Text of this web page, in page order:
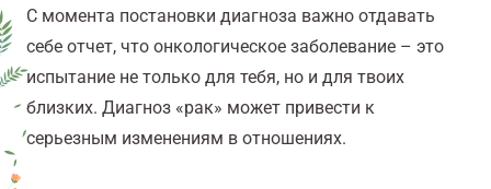
С момента постановки диагноза важно отдавать
себе отчет, что онкологическое заболевание – это
испытание не только для тебя, но и для твоих
близких. Диагноз «рак» может привести к
серьезным изменениям в отношениях.